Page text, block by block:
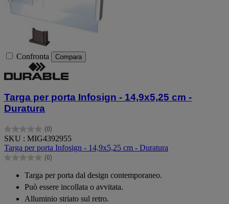
Confronta Compara
Targa per porta Infosign - 14,9x5,25 cm -
Duratura
(0)
0.0
su
5
stelle.
SKU : MIG4392955
Targa per porta Infosign - 14,9x5,25 cm - Duratura
(0)
0.0
stelle.
Targa per porta dal design contemporaneo.
Può essere incollata o avvitata.
Alluminio striato sul retro.